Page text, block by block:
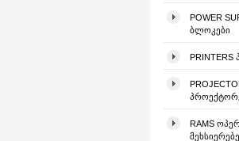
POWER
ᲑᲚᲝᲙᲔᲑᲘ
PRINTERS
RAMS